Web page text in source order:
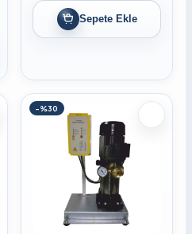
Sepete Ekle
-%30